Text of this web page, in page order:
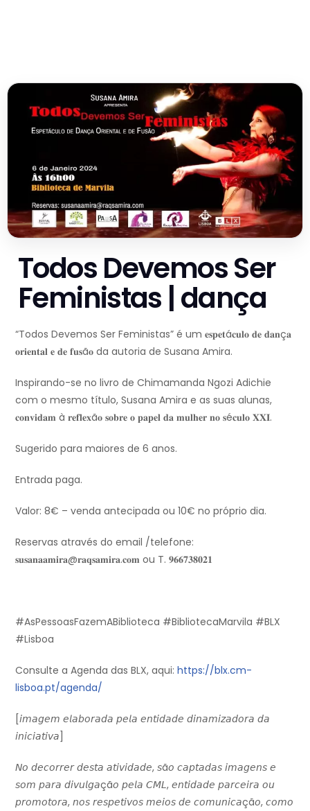
Todos Devemos Ser
Feministas | dança
“Todos Devemos Ser Feministas” é um 𝐞𝐬𝐩𝐞𝐭á𝐜𝐮𝐥𝐨 𝐝𝐞 𝐝𝐚𝐧ç𝐚
𝐨𝐫𝐢𝐞𝐧𝐭𝐚𝐥 𝐞 𝐝𝐞 𝐟𝐮𝐬ã𝐨 da autoria de Susana Amira.
Inspirando-se no livro de Chimamanda Ngozi Adichie
com o mesmo título, Susana Amira e as suas alunas,
𝐜𝐨𝐧𝐯𝐢𝐝𝐚𝐦 à 𝐫𝐞𝐟𝐥𝐞𝐱ã𝐨 𝐬𝐨𝐛𝐫𝐞 𝐨 𝐩𝐚𝐩𝐞𝐥 𝐝𝐚 𝐦𝐮𝐥𝐡𝐞𝐫 𝐧𝐨 𝐬é𝐜𝐮𝐥𝐨 𝐗𝐗𝐈.
Sugerido para maiores de 6 anos.
Entrada paga.
Valor: 8€ – venda antecipada ou 10€ no próprio dia.
Reservas através do email /telefone:
𝐬𝐮𝐬𝐚𝐧𝐚𝐚𝐦𝐢𝐫𝐚@𝐫𝐚𝐪𝐬𝐚𝐦𝐢𝐫𝐚.𝐜𝐨𝐦 ou T. 𝟗𝟔𝟔𝟕𝟑𝟖𝟎𝟐𝟏
#AsPessoasFazemABiblioteca #BibliotecaMarvila #BLX
#Lisboa
Consulte a Agenda das BLX, aqui: https://blx.cm-
lisboa.pt/agenda/
[𝘪𝘮𝘢𝘨𝘦𝘮 𝘦𝘭𝘢𝘣𝘰𝘳𝘢𝘥𝘢 𝘱𝘦𝘭𝘢 𝘦𝘯𝘵𝘪𝘥𝘢𝘥𝘦 𝘥𝘪𝘯𝘢𝘮𝘪𝘻𝘢𝘥𝘰𝘳𝘢 𝘥𝘢
𝘪𝘯𝘪𝘤𝘪𝘢𝘵𝘪𝘷𝘢]
𝘕𝘰 𝘥𝘦𝘤𝘰𝘳𝘳𝘦𝘳 𝘥𝘦𝘴𝘵𝘢 𝘢𝘵𝘪𝘷𝘪𝘥𝘢𝘥𝘦, 𝘴ã𝘰 𝘤𝘢𝘱𝘵𝘢𝘥𝘢𝘴 𝘪𝘮𝘢𝘨𝘦𝘯𝘴 𝘦
𝘴𝘰𝘮 𝘱𝘢𝘳𝘢 𝘥𝘪𝘷𝘶𝘭𝘨𝘢çã𝘰 𝘱𝘦𝘭𝘢 𝘊𝘔𝘓, 𝘦𝘯𝘵𝘪𝘥𝘢𝘥𝘦 𝘱𝘢𝘳𝘤𝘦𝘪𝘳𝘢 𝘰𝘶
𝘱𝘳𝘰𝘮𝘰𝘵𝘰𝘳𝘢, 𝘯𝘰𝘴 𝘳𝘦𝘴𝘱𝘦𝘵𝘪𝘷𝘰𝘴 𝘮𝘦𝘪𝘰𝘴 𝘥𝘦 𝘤𝘰𝘮𝘶𝘯𝘪𝘤𝘢çã𝘰, 𝘤𝘰𝘮𝘰